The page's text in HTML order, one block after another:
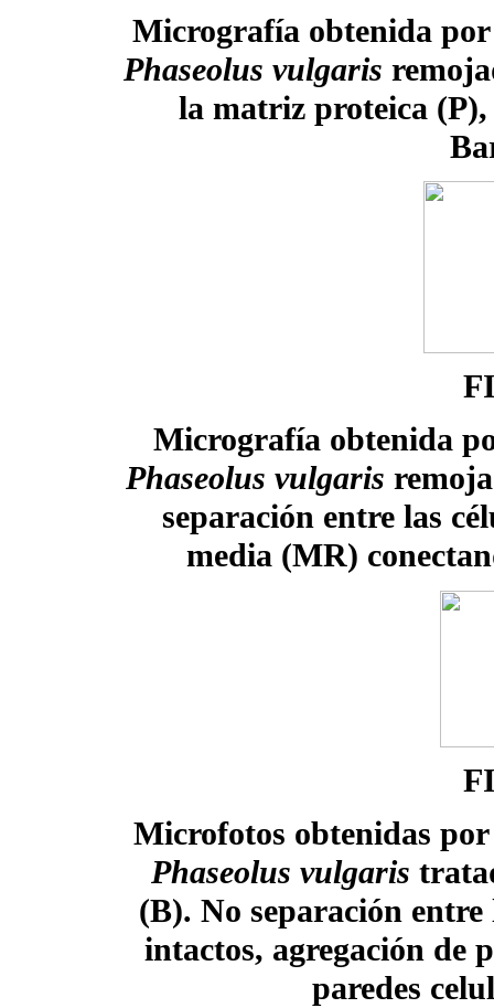
Micrografía obtenida
Phaseolus vulgaris
la matriz proteica
Micrografía obtenida
Phaseolus vulgaris
separación entre las
media (MR)
Microfotos obtenidas
Phaseolus vulgaris
(B). No separación
intactos, agregación de
paredes